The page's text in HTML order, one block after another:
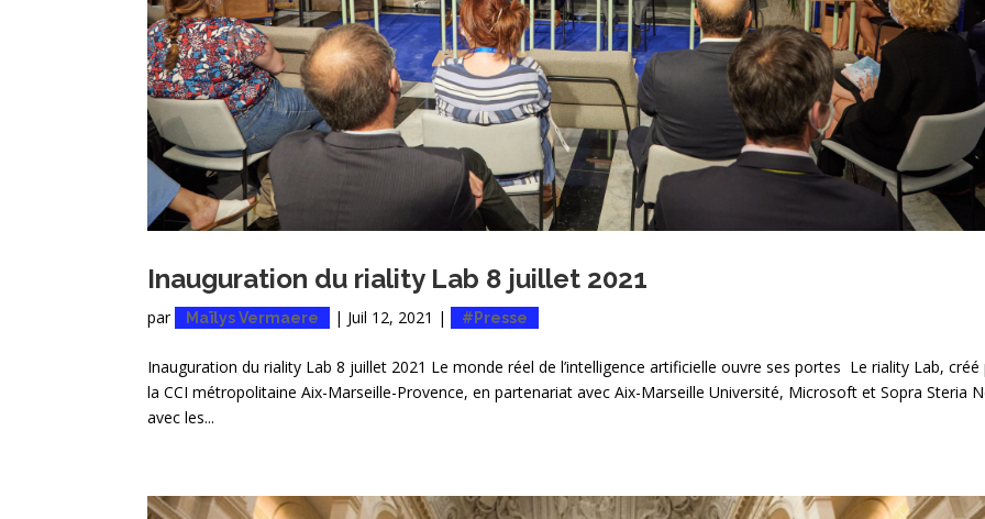
Inauguration du riality Lab 8 juillet 2021
par Maïlys Vermaere | Juil 12, 2021 | #Presse
Inauguration du riality Lab 8 juillet 2021 Le monde réel de l’intelligence artificielle ouvre ses portes Le riality Lab, créé
la CCI métropolitaine Aix-Marseille-Provence, en partenariat avec Aix-Marseille Université, Microsoft et Sopra Steria
avec les...